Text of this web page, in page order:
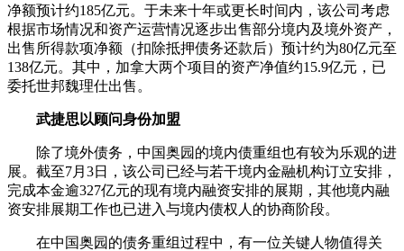
净额预计约185亿元。于未来十年或更长时间内，该公司考虑
根据市场情况和资产运营情况逐步出售部分境内及境外资产，
出售所得款项净额（扣除抵押债务还款后）预计约为80亿元至
138亿元。其中，加拿大两个项目的资产净值约15.9亿元，已
委托世邦魏理仕出售。
武捷思以顾问身份加盟
除了境外债务，中国奥园的境内债重组也有较为乐观的进
展。截至7月3日，该公司已经与若干境内金融机构订立安排，
完成本金逾327亿元的现有境内融资安排的展期，其他境内融
资安排展期工作也已进入与境内债权人的协商阶段。
在中国奥园的债务重组过程中，有一位关键人物值得关